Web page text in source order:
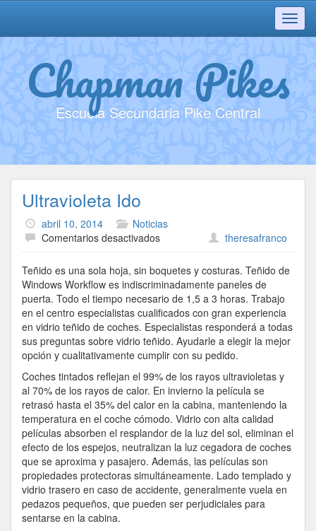
Chapman Pikes
Escuela Secundaria Pike Central
Ultravioleta Ido
abril 10, 2014
Noticias
Comentarios desactivadosen
Ido
theresafranco
Teñido es una sola hoja, sin boquetes y costuras. Teñido de
Windows Workflow es indiscriminadamente paneles de
puerta. Todo el tiempo necesario de 1,5 a 3 horas. Trabajo
en el centro especialistas cualificados con gran experiencia
en vidrio teñido de coches. Especialistas responderá a todas
sus preguntas sobre vidrio teñido. Ayudarle a elegir la mejor
opción y cualitativamente cumplir con su pedido.
Coches tintados reflejan el 99% de los rayos ultravioletas y
al 70% de los rayos de calor. En invierno la película se
retrasó hasta el 35% del calor en la cabina, manteniendo la
temperatura en el coche cómodo. Vidrio con alta calidad
películas absorben el resplandor de la luz del sol, eliminan el
efecto de los espejos, neutralizan la luz cegadora de coches
que se aproxima y pasajero. Además, las películas son
propiedades protectoras simultáneamente. Lado templado y
vidrio trasero en caso de accidente, generalmente vuela en
pedazos pequeños, que pueden ser perjudiciales para
sentarse en la cabina.